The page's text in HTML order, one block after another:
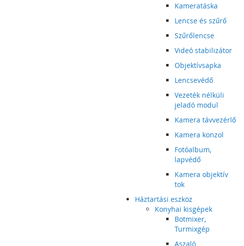
Kameratáska
Lencse és szűrő
Szűrőlencse
Videó stabilizátor
Objektívsapka
Lencsevédő
Vezeték nélküli
jeladó modul
Kamera távvezérlő
Kamera konzol
Fotóalbum,
lapvédő
Kamera objektív
tok
Háztartási eszköz
Konyhai kisgépek
Botmixer,
Turmixgép
Aszaló